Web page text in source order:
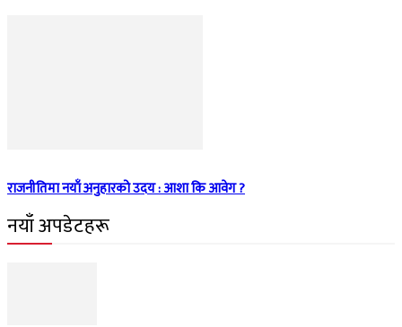
राजनीतिमा नयाँ अनुहारको उदय : आशा कि आवेग ?
नयाँ अपडेटहरू